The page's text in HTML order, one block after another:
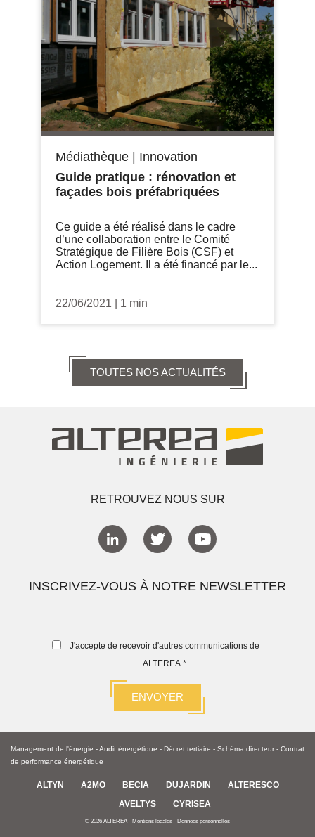
Médiathèque
Innovation
Guide pratique : rénovation et
façades bois préfabriquées
Ce guide a été réalisé dans le cadre
d’une collaboration entre le Comité
Stratégique de Filière Bois (CSF) et
Action Logement. Il a été financé par le...
22/06/2021 1 min
TOUTES NOS ACTUALITÉS
RETROUVEZ NOUS SUR
INSCRIVEZ-VOUS À NOTRE NEWSLETTER
J'accepte de recevoir d'autres communications de
ALTEREA. *
Management de l'énergie -Audit énergétique - Décret tertiaire - Schéma directeur - Contrat
de performance énergétique
ALTYN A2MO BECIA DUJARDIN
ALTERESCO
AVELTYS
CYRISEA
© 2026 ALTEREA - Mentions légales - Données personnelles